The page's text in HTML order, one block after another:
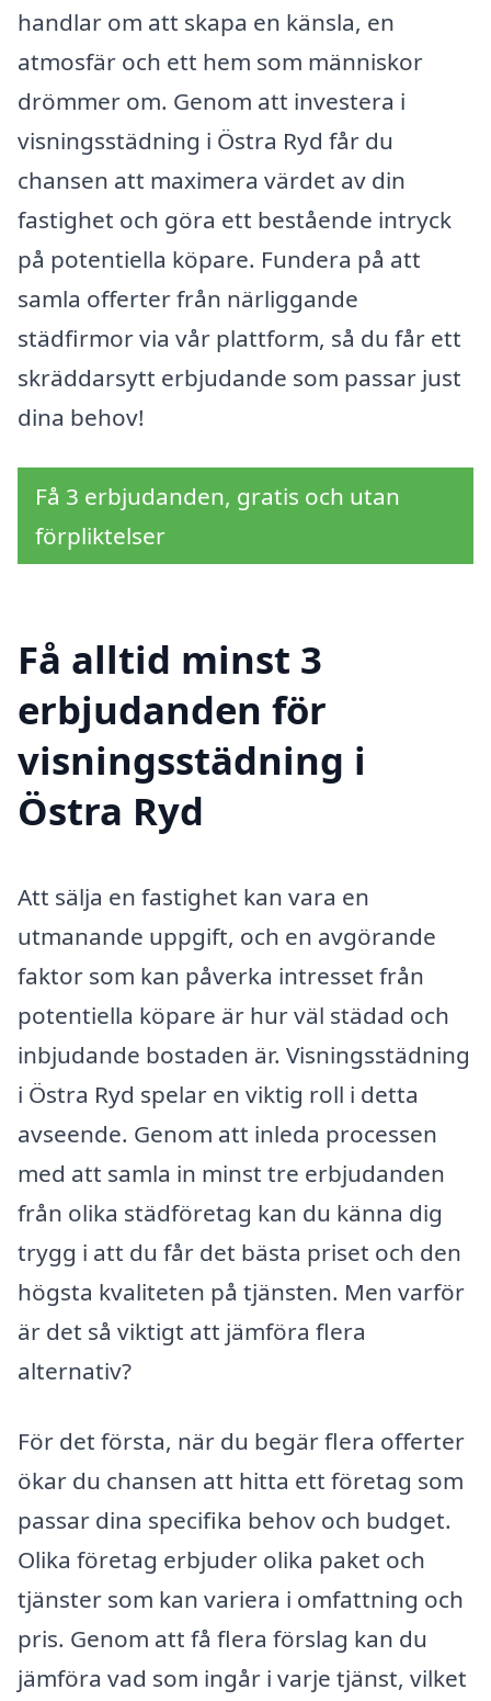
handlar om att skapa en känsla, en
atmosfär och ett hem som människor
drömmer om. Genom att investera i
visningsstädning i Östra Ryd får du
chansen att maximera värdet av din
fastighet och göra ett bestående intryck
på potentiella köpare. Fundera på att
samla offerter från närliggande
städfirmor via vår plattform, så du får ett
skräddarsytt erbjudande som passar just
dina behov!
Få 3 erbjudanden, gratis och utan
förpliktelser
Få alltid minst 3
erbjudanden för
visningsstädning i
Östra Ryd
Att sälja en fastighet kan vara en
utmanande uppgift, och en avgörande
faktor som kan påverka intresset från
potentiella köpare är hur väl städad och
inbjudande bostaden är. Visningsstädning
i Östra Ryd spelar en viktig roll i detta
avseende. Genom att inleda processen
med att samla in minst tre erbjudanden
från olika städföretag kan du känna dig
trygg i att du får det bästa priset och den
högsta kvaliteten på tjänsten. Men varför
är det så viktigt att jämföra flera
alternativ?
För det första, när du begär flera offerter
ökar du chansen att hitta ett företag som
passar dina specifika behov och budget.
Olika företag erbjuder olika paket och
tjänster som kan variera i omfattning och
pris. Genom att få flera förslag kan du
jämföra vad som ingår i varje tjänst, vilket